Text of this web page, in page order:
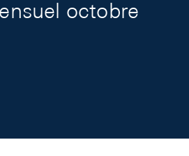
octobre